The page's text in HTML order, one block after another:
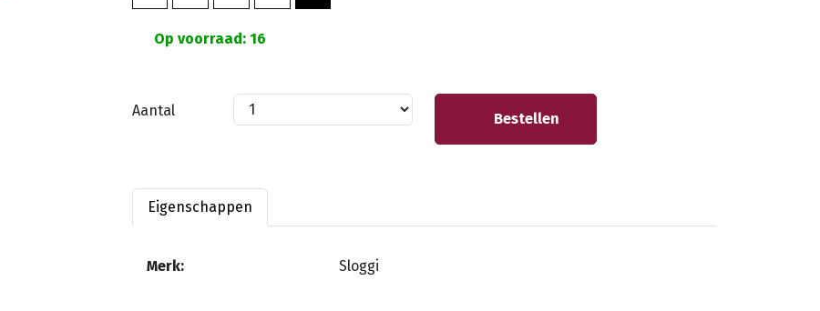
Op voorraad: 16
Aantal Bestellen
Eigenschappen
Merk: Sloggi